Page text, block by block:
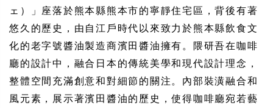
ェ）」座落於熊本縣熊本市的寧靜住宅區，背後有著
悠久的歷史，由自江戶時代以來致力於熊本縣飲食文
化的老字號醬油製造商濱田醬油擁有。隈研吾在咖啡
廳的設計中，融合日本的傳統美學和現代設計理念，
整體空間充滿創意和對細節的關注。內部裝潢融合和
風元素，展示著濱田醬油的歷史，使得咖啡廳宛若藝